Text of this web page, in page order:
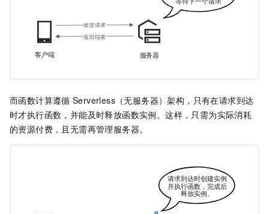
而函数计算遵循 Serverless（无服务器）架构，只有在请求到达
时才执行函数，并能及时释放函数实例。这样，只需为实际消耗
的资源付费，且无需再管理服务器。